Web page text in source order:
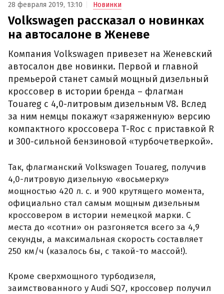
28 февраля 2019, 13:10 Новинки
Volkswagen рассказал о новинках
на автосалоне в Женеве
Компания Volkswagen привезет на Женевский
автосалон две новинки. Первой и главной
премьерой станет самый мощный дизельный
кроссовер в истории бренда – флагман
Touareg с 4,0-литровым дизельным V8. Вслед
за ним немцы покажут «заряженную» версию
компактного кроссовера T-Roc с приставкой R
и 300-сильной бензиновой «турбочетверкой».
Так, флагманский Volkswagen Touareg, получив
4,0-литровую дизельную «восьмерку»
мощностью 420 л. с. и 900 крутящего момента,
официально стал самым мощным дизельным
кроссовером в истории немецкой марки. С
места до «сотни» он разгоняется всего за 4,9
секунды, а максимальная скорость составляет
250 км/ч (казалось бы, с такой-то массой!).
Кроме сверхмощного турбодизеля,
заимствованного у Audi SQ7, кроссовер получил